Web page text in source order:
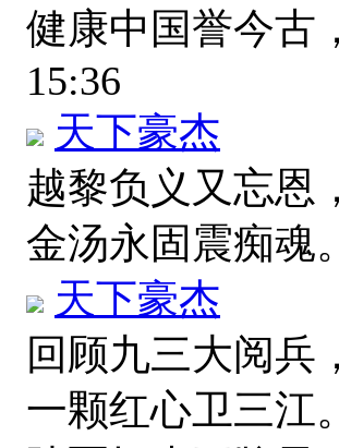
健康中国誉今
15:36
天下豪杰
越黎负义又忘恩
金汤永固震痴魂
天下豪杰
回顾九三大阅兵
一颗红心卫三江